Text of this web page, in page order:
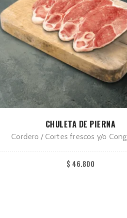
SELECCIONAR OPCIONES
producto
tiene
múltiples
variantes.
CHULETA DE PIERNA
Cordero Cortes frescos y/o
$ 46.800